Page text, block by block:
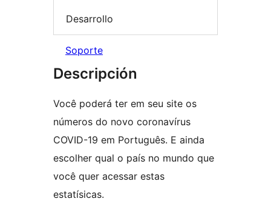
Desarrollo
Soporte
Descripción
Você poderá ter em seu site os
números do novo coronavírus
COVID-19 em Português. E ainda
escolher qual o país no mundo que
você quer acessar estas
estatísicas.